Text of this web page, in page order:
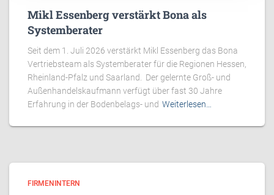
Mikl Essenberg verstärkt Bona als
Systemberater
Seit dem 1. Juli 2026 verstärkt Mikl Essenberg das Bona
Vertriebsteam als Systemberater für die Regionen Hessen,
Rheinland-Pfalz und Saarland. Der gelernte Groß- und
Außenhandelskaufmann verfügt über fast 30 Jahre
Erfahrung in der Bodenbelags- und Weiterlesen…
FIRMENINTERN